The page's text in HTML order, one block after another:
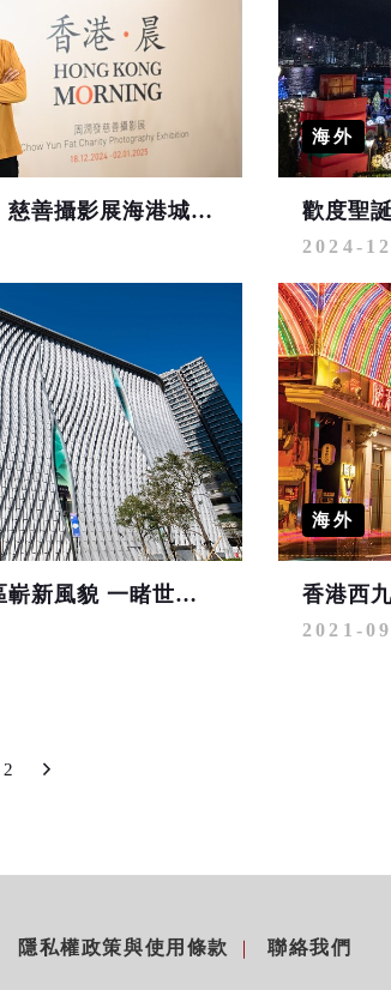
周潤發「香港．晨」慈善攝影展海港城揭幕 捕捉香港獨特晨曦風貌
海外
2024-
掀開香港西九文化區嶄新風貌 一睹世界級藝術聚集地
海外
香港西
2021-
2
隱私權政策與使用條款 聯絡我們